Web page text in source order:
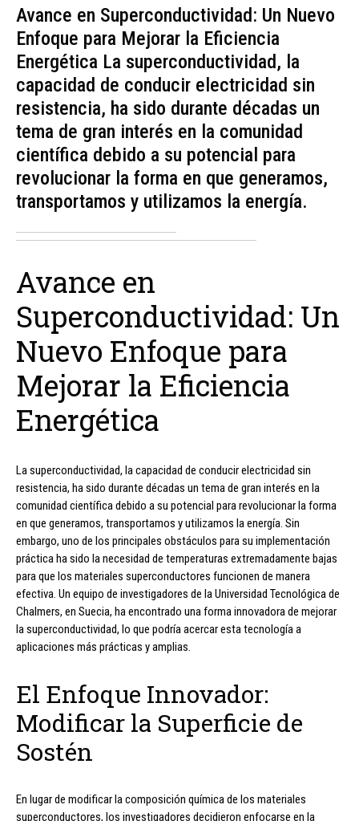
Avance en Superconductividad: Un Nuevo
Enfoque para Mejorar la Eficiencia
Energética La superconductividad, la
capacidad de conducir electricidad sin
resistencia, ha sido durante décadas un
tema de gran interés en la comunidad
científica debido a su potencial para
revolucionar la forma en que generamos,
transportamos y utilizamos la energía.
Avance en
Superconductividad: Un
Nuevo Enfoque para
Mejorar la Eficiencia
Energética
La superconductividad, la capacidad de conducir electricidad sin
resistencia, ha sido durante décadas un tema de gran interés en la
comunidad científica debido a su potencial para revolucionar la forma
en que generamos, transportamos y utilizamos la energía. Sin
embargo, uno de los principales obstáculos para su implementación
práctica ha sido la necesidad de temperaturas extremadamente bajas
para que los materiales superconductores funcionen de manera
efectiva. Un equipo de investigadores de la Universidad Tecnológica de
Chalmers, en Suecia, ha encontrado una forma innovadora de mejorar
la superconductividad, lo que podría acercar esta tecnología a
aplicaciones más prácticas y amplias.
El Enfoque Innovador:
Modificar la Superficie de
Sostén
En lugar de modificar la composición química de los materiales
superconductores, los investigadores decidieron enfocarse en la